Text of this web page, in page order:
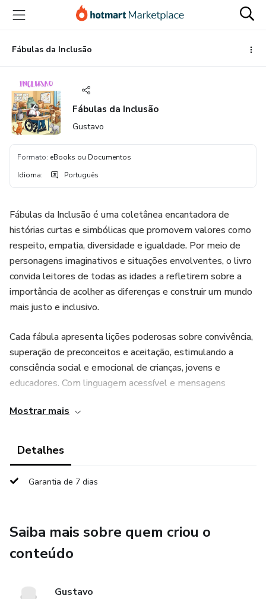
para
conteúdo
principal
para
pagamento
para
rodapé
Fábulas da Inclusão
Fábulas da Inclusão
Gustavo
Formato: eBooks ou Documentos
Idioma: Português
Fábulas da Inclusão é uma coletânea encantadora de
histórias curtas e simbólicas que promovem valores como
respeito, empatia, diversidade e igualdade. Por meio de
personagens imaginativos e situações envolventes, o livro
convida leitores de todas as idades a refletirem sobre a
importância de acolher as diferenças e construir um mundo
mais justo e inclusivo.
Cada fábula apresenta lições poderosas sobre convivência,
superação de preconceitos e aceitação, estimulando a
consciência social e emocional de crianças, jovens e
educadores. Com linguagem acessível e mensagens
para escolas, famílias e projetos educativos que desejam
Mostrar mais
Detalhes
Garantia de 7 dias
Saiba mais sobre quem criou o
conteúdo
Gustavo